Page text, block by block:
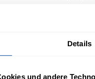
Details
und andere
steht Dir
zur